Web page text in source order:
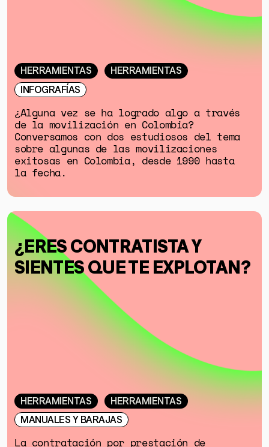
HERRAMIENTAS
HERRAMIENTAS
INFOGRAFÍAS
¿Alguna vez se ha logrado algo a través
de la movilización en Colombia?
Conversamos con dos estudiosos del tema
sobre algunas de las movilizaciones
exitosas en Colombia, desde 1990 hasta
la fecha.
¿ERES CONTRATISTA Y
SIENTES QUE TE EXPLOTAN?
HERRAMIENTAS
HERRAMIENTAS
MANUALES Y BARAJAS
La contratación por prestación de